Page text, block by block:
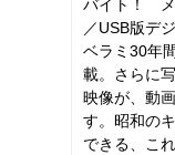
バイト！ メ
／USB版デ
ベラミ30年
載。さらに
映像が、動
す。昭和の
できる、こ